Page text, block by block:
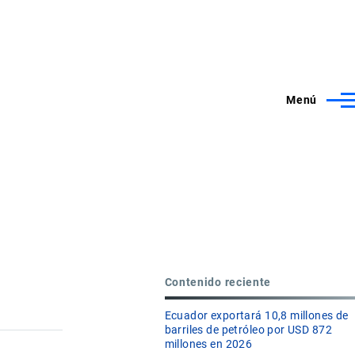
Menú
Contenido reciente
Ecuador exportará 10,8 millones de
barriles de petróleo por USD 872
millones en 2026